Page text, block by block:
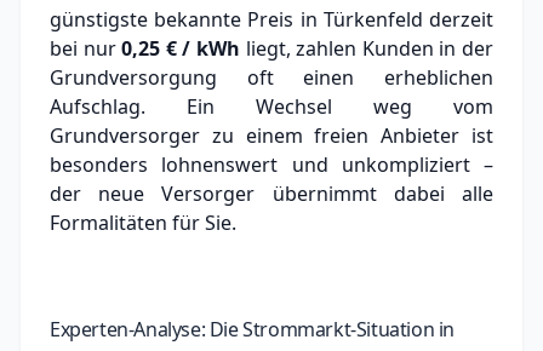
günstigste bekannte Preis in Türkenfeld derzeit
bei nur0,25 € / kWh liegt, zahlen Kunden in der
Grundversorgung oft einen erheblichen
Aufschlag. Ein Wechsel weg vom
Grundversorger zu einem freien Anbieter ist
besonders lohnenswert und unkompliziert –
der neue Versorger übernimmt dabei alle
Formalitäten für Sie.
Experten-Analyse: Die Strommarkt-Situation in